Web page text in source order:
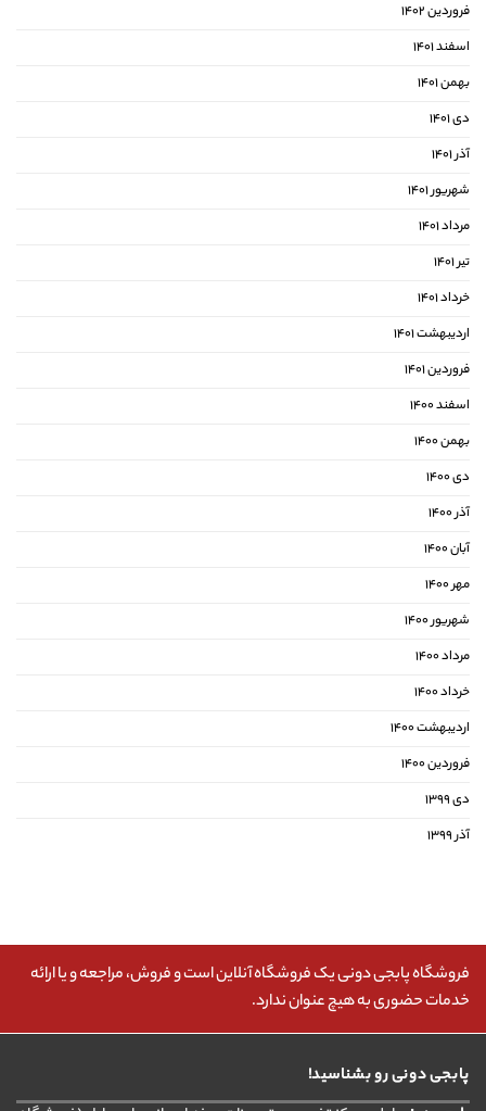
فروردین ۱۴۰۲
اسفند ۱۴۰۱
بهمن ۱۴۰۱
دی ۱۴۰۱
آذر ۱۴۰۱
شهریور ۱۴۰۱
مرداد ۱۴۰۱
تیر ۱۴۰۱
خرداد ۱۴۰۱
اردیبهشت ۱۴۰۱
فروردین ۱۴۰۱
اسفند ۱۴۰۰
بهمن ۱۴۰۰
دی ۱۴۰۰
آذر ۱۴۰۰
آبان ۱۴۰۰
مهر ۱۴۰۰
شهریور ۱۴۰۰
مرداد ۱۴۰۰
خرداد ۱۴۰۰
اردیبهشت ۱۴۰۰
فروردین ۱۴۰۰
دی ۱۳۹۹
آذر ۱۳۹۹
فروشگاه پابجی دونی یک فروشگاه آنلاین است و فروش، مراجعه و یا ارائه
خدمات حضوری به هیچ عنوان ندارد.
پابجی دونی رو بشناسید!